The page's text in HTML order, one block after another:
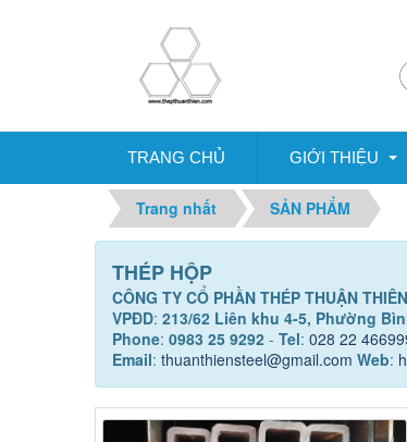
TRANG CHỦ GIỚI THIỆU
Trang nhất SẢN PHẨM
THÉP HỘP
CÔNG TY CỔ PHẦN THÉP THUẬN THIÊN
VPĐD: 213/62 Liên khu 4-5, Phường
Phone: 0983 25 9292 - Tel: 028 22
Email: thuanthiensteel@gmail.com Web: